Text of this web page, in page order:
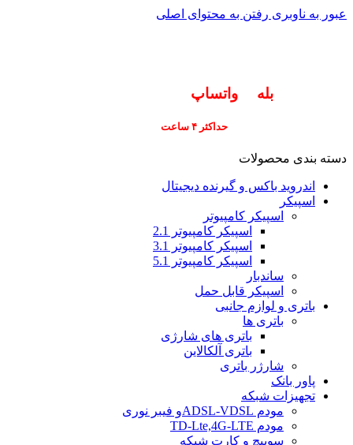
عبور به ناوبری رفتن به محتوای اصلی
بله واتساپ
حداکثر ۴ ساعت
دسته بندی محصولات
اندروید باکس و گیرنده دیجیتال
اسپیکر
اسپیکر کامپیوتر
اسپیکر کامپیوتر 2.1
اسپیکر کامپیوتر 3.1
اسپیکر کامپیوتر 5.1
ساندبار
اسپیکر قابل حمل
باتری و لوازم جانبی
باتری ها
باتری های شارژی
باتری آلکالاین
شارژر باتری
پاور بانک
تجهیزات شبکه
مودم ADSL-VDSLو فیبر نوری
مودم TD-Lte,4G-LTE
سوییچ و کارت شبکه